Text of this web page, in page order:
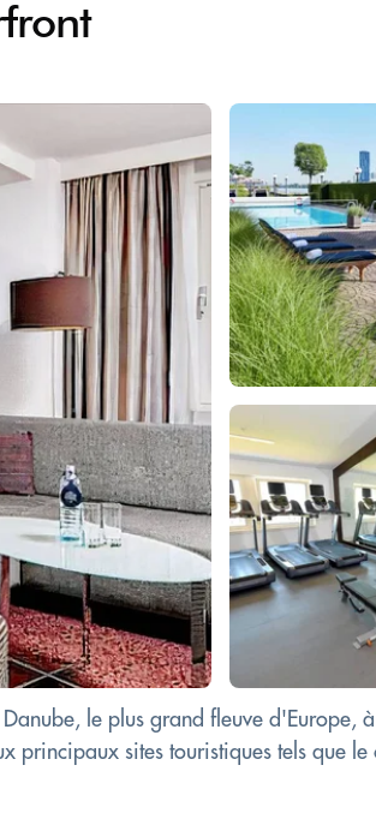
le plus grand fleuve
principaux sites touristiques tels que le